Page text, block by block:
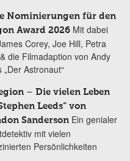
Nominierungen für den
Award 2026 Mit dabei
Corey, Joe Hill, Petra
die Filmadaption von Andy
„Der Astronaut“
– Die vielen Leben
Leeds“ von
Sanderson Ein genialer
mit vielen
Persönlichkeiten